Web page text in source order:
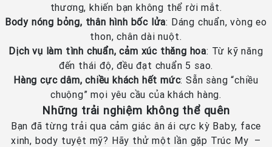
thương, khiến bạn không thể rời mắt.
Body nóng bỏng, thân hình bốc lửa: Dáng chuẩn, vòng eo
thon, chân dài nuột.
Dịch vụ làm tình chuẩn, cảm xúc thăng hoa: Từ kỹ năng
đến thái độ, đều đạt chuẩn 5 sao.
Hàng cực dâm, chiều khách hết mức: Sẵn sàng “chiều
chuộng” mọi yêu cầu của khách hàng.
Những trải nghiệm không thể quên
Bạn đã từng trải qua cảm giác ân ái cực kỳ Baby, face
xinh, body tuyệt mỹ? Hãy thử một lần gặp Trúc My –